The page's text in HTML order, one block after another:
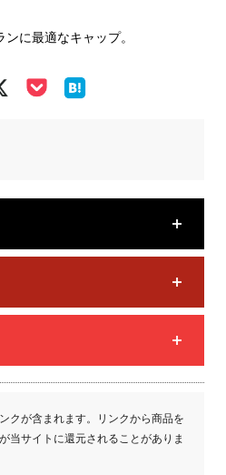
に最適なキャップ。
クが含まれます。リンクから商品を
当サイトに還元されることがありま